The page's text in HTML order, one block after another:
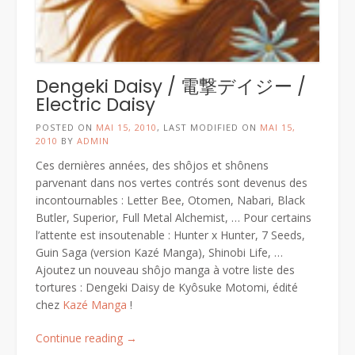
Dengeki Daisy / 電撃デイジー /
Electric Daisy
POSTED ON MAI 15, 2010 , LAST MODIFIED ON MAI 15,
2010 BY ADMIN
Ces dernières années, des shôjos et shônens
parvenant dans nos vertes contrés sont devenus des
incontournables : Letter Bee, Otomen, Nabari, Black
Butler, Superior, Full Metal Alchemist, … Pour certains
l’attente est insoutenable : Hunter x Hunter, 7 Seeds,
Guin Saga (version Kazé Manga), Shinobi Life, …
Ajoutez un nouveau shôjo manga à votre liste des
tortures : Dengeki Daisy de Kyôsuke Motomi, édité
chez Kazé Manga !
Continue reading « Dengeki
→